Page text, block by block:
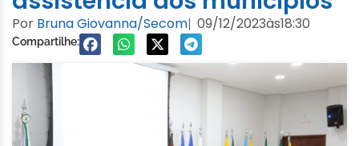
Por Bruna Giovanna/Secom| 09/12/2023às18:30
Compartilhe: